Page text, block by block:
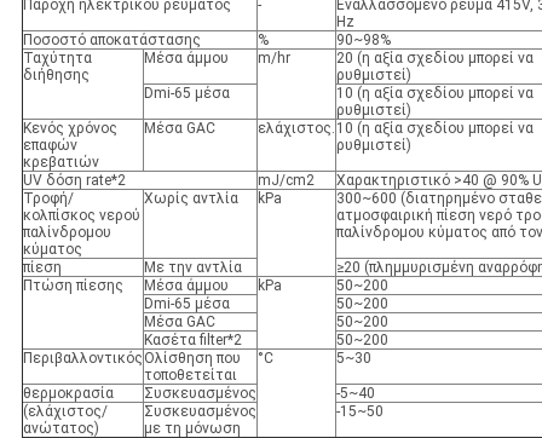
Παροχή ηλεκτρικού ρεύματος
-
Εναλλασσόμενο ρεύμα 415V,
Hz
Ποσοστό αποκατάστασης
%
90~98%
Ταχύτητα
διήθησης
Μέσα άμμου m/hr
20 (η αξία σχεδίου μπορεί να
ρυθμιστεί)
Dmi-65 μέσα
10 (η αξία σχεδίου μπορεί να
ρυθμιστεί)
Κενός χρόνος
επαφών
κρεβατιών
Μέσα GAC ελάχιστος. 10 (η αξία σχεδίου μπορεί να
ρυθμιστεί)
UV δόση rate*2 mJ/cm2
Χαρακτηριστικό >40 @ 90%
Τροφή/
κολπίσκος νερού
παλίνδρομου
κύματος
Χωρίς αντλία kPa
300~600 (διατηρημένο
ατμοσφαιρική πίεση νερό
παλίνδρομου κύματος από
πίεση Με την αντλία
≥20 (πλημμυρισμένη
Πτώση πίεσης
Μέσα άμμου kPa
50~200
Dmi-65 μέσα
50~200
Μέσα GAC
50~200
Κασέτα filter*2
50~200
Περιβαλλοντικός Ολίσθηση που
τοποθετείται
°C 5~30
θερμοκρασία Συσκευασμένος
-5~40
(ελάχιστος/
ανώτατος)
Συσκευασμένος
με τη μόνωση
-15~50